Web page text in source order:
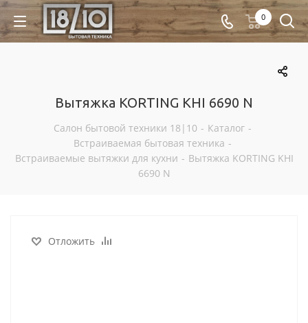
0
Вытяжка KORTING KHI 6690 N
Салон бытовой техники 18|10 - Каталог -
Встраиваемая бытовая техника -
Встраиваемые вытяжки для кухни - Вытяжка KORTING KHI
6690 N
Отложить